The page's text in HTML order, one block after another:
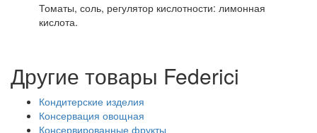
Томаты, соль, регулятор кислотности: лимонная
кислота.
Другие товары Federici
Кондитерские изделия
Консервация овощная
Консервированные фрукты